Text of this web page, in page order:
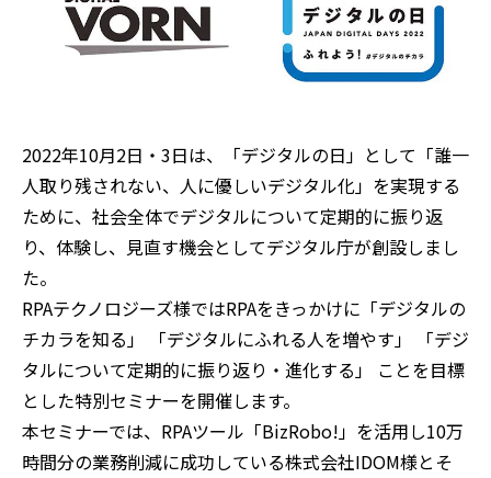
2022年10月2日・3日は、「デジタルの日」として「誰一
人取り残されない、人に優しいデジタル化」を実現する
ために、社会全体でデジタルについて定期的に振り返
り、体験し、見直す機会としてデジタル庁が創設しまし
た。
RPAテクノロジーズ様ではRPAをきっかけに「デジタルの
チカラを知る」 「デジタルにふれる人を増やす」 「デジ
タルについて定期的に振り返り・進化する」 ことを目標
とした特別セミナーを開催します。
本セミナーでは、RPAツール「BizRobo!」を活用し10万
時間分の業務削減に成功している株式会社IDOM様とそ